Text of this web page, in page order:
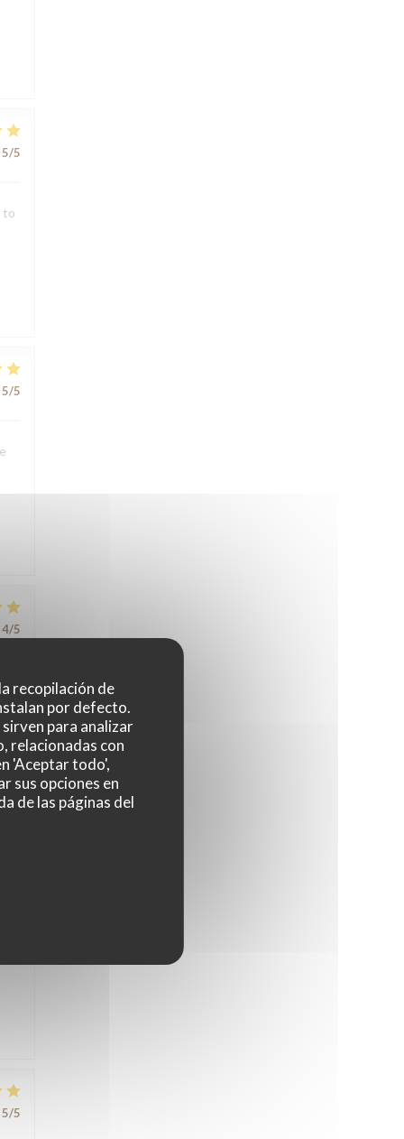
recopilación de
por defecto.
para analizar
relacionadas con
'Aceptar todo',
sus opciones en
de las páginas del
5/5
to
5/5
4/5
5/5
5/5